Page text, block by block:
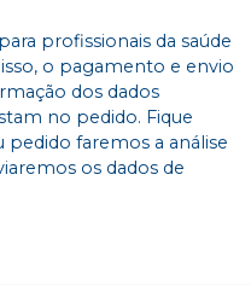
profissionais da saúde
o pagamento e envio
dos dados
no pedido. Fique
pedido faremos a análise
os dados de